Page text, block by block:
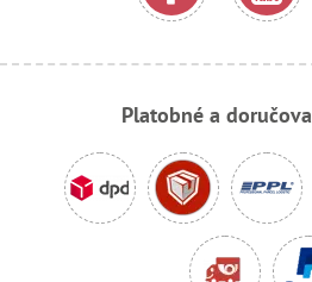
Platobné a